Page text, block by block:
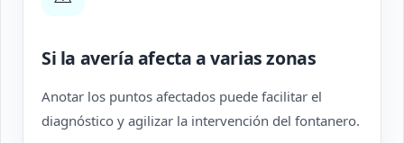
Si la avería afecta a varias zonas
Anotar los puntos afectados puede facilitar el
diagnóstico y agilizar la intervención del fontanero.